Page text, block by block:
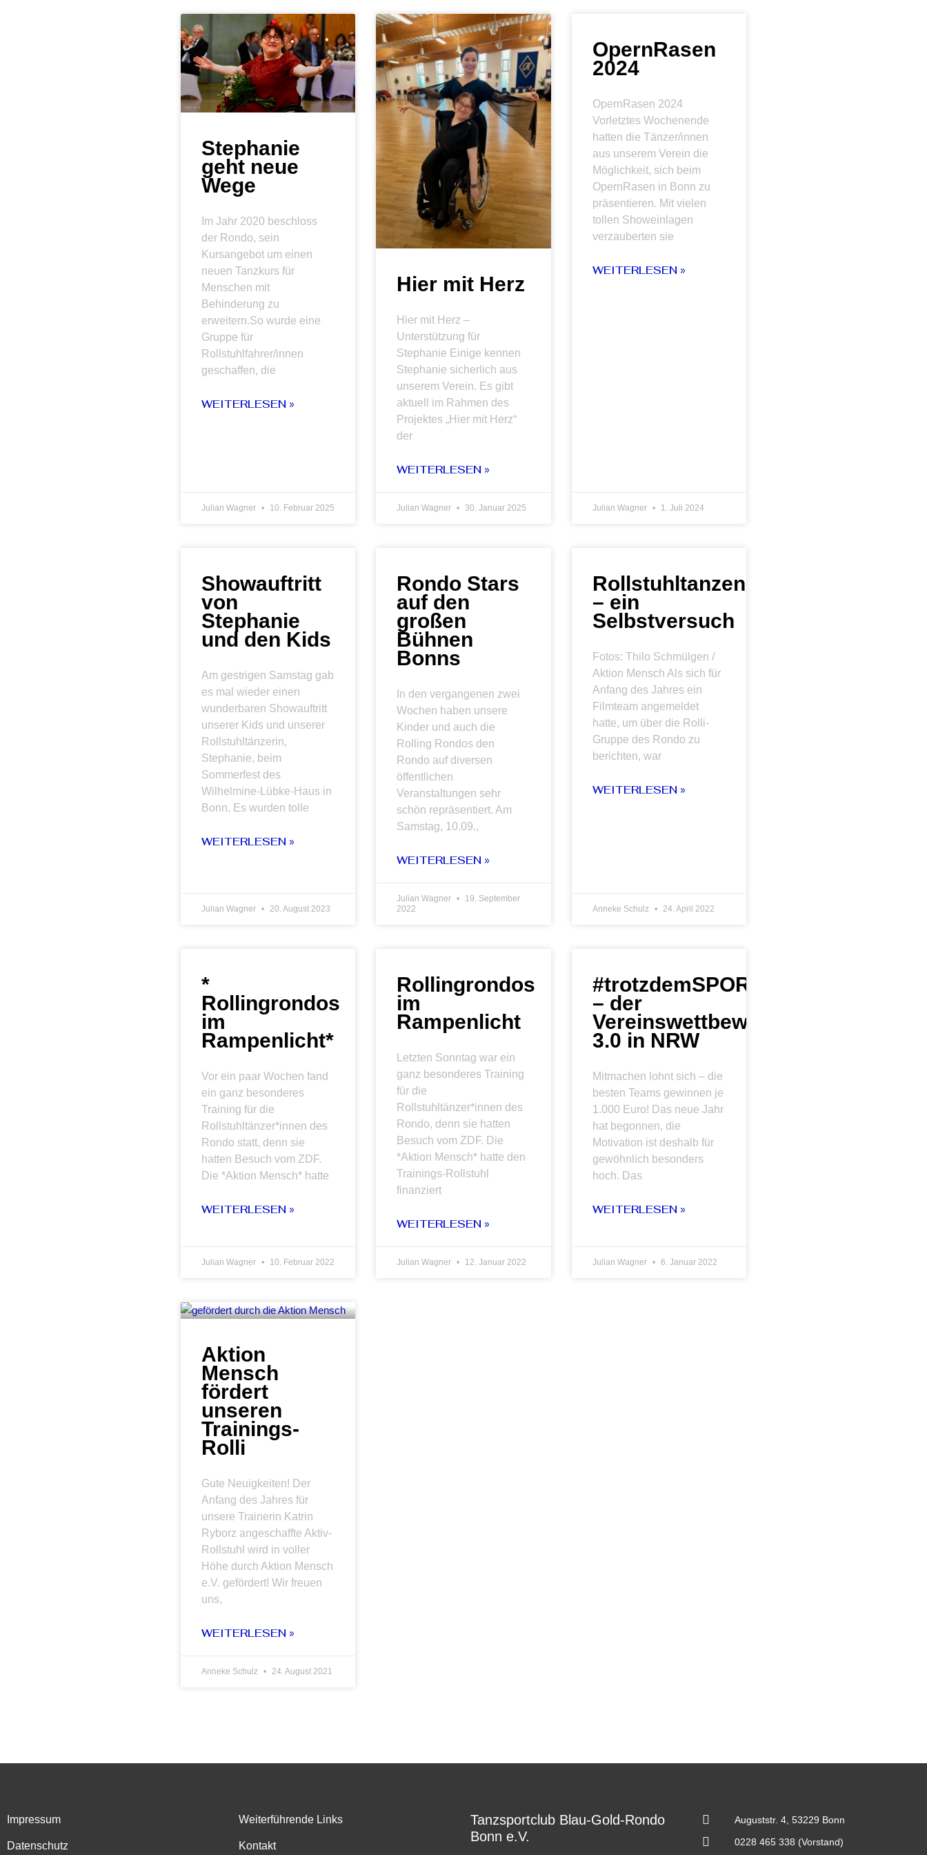
Stephanie
geht neue
Wege
Im Jahr 2020 beschloss
der Rondo, sein
Kursangebot um einen
neuen Tanzkurs für
Menschen mit
Behinderung zu
erweitern.So wurde eine
Gruppe für
Rollstuhlfahrer/innen
geschaffen, die
WEITERLESEN »
Julian Wagner 10. Februar 2025
Hier mit Herz
Hier mit Herz –
Unterstützung für
Stephanie Einige kennen
Stephanie sicherlich aus
unserem Verein. Es gibt
aktuell im Rahmen des
Projektes „Hier mit Herz“
der
WEITERLESEN »
Julian Wagner 30. Januar 2025
OpernRasen
2024
OpernRasen 2024
Vorletztes Wochenende
hatten die Tänzer/innen
aus unserem Verein die
Möglichkeit, sich beim
OpernRasen in Bonn zu
präsentieren. Mit vielen
tollen Showeinlagen
verzauberten sie
WEITERLESEN »
Julian Wagner 1. Juli 2024
Showauftritt
von
Stephanie
und den Kids
Am gestrigen Samstag gab
es mal wieder einen
wunderbaren Showauftritt
unserer Kids und unserer
Rollstuhltänzerin,
Stephanie, beim
Sommerfest des
Wilhelmine-Lübke-Haus in
Bonn. Es wurden tolle
WEITERLESEN »
Julian Wagner 20. August 2023
Rondo Stars
auf den
großen
Bühnen
Bonns
In den vergangenen zwei
Wochen haben unsere
Kinder und auch die
Rolling Rondos den
Rondo auf diversen
öffentlichen
Veranstaltungen sehr
schön repräsentiert. Am
Samstag, 10.09.,
WEITERLESEN »
Julian Wagner
19. September
2022
Rollstuhltanzen
– ein
Selbstversuch
Fotos: Thilo Schmülgen /
Aktion Mensch Als sich für
Anfang des Jahres ein
Filmteam angemeldet
hatte, um über die Rolli-
Gruppe des Rondo zu
berichten, war
WEITERLESEN »
Anneke Schulz 24. April 2022
*
Rollingrondos
im
Rampenlicht*
Vor ein paar Wochen fand
ein ganz besonderes
Training für die
Rollstuhltänzer*innen des
Rondo statt, denn sie
hatten Besuch vom ZDF.
Die *Aktion Mensch* hatte
WEITERLESEN »
Julian Wagner 10. Februar 2022
Rollingrondos
im
Rampenlicht
Letzten Sonntag war ein
ganz besonderes Training
für die
Rollstuhltänzer*innen des
Rondo, denn sie hatten
Besuch vom ZDF. Die
*Aktion Mensch* hatte den
Trainings-Rollstuhl
finanziert
WEITERLESEN »
Julian Wagner 12. Januar 2022
#trotzdemSPORT
– der
Vereinswettbewerb
3.0 in NRW
Mitmachen lohnt sich – die
besten Teams gewinnen je
1.000 Euro! Das neue Jahr
hat begonnen, die
Motivation ist deshalb für
gewöhnlich besonders
hoch. Das
WEITERLESEN »
Julian Wagner 6. Januar 2022
Aktion
Mensch
fördert
unseren
Trainings-
Rolli
Gute Neuigkeiten! Der
Anfang des Jahres für
unsere Trainerin Katrin
Ryborz angeschaffte Aktiv-
Rollstuhl wird in voller
Höhe durch Aktion Mensch
e.V. gefördert! Wir freuen
uns,
WEITERLESEN »
Anneke Schulz 24. August 2021
Impressum
Datenschutz
Weiterführende Links
Kontakt
Tanzsportclub Blau-Gold-Rondo
Bonn e.V.
Auguststr. 4, 53229 Bonn
0228 465 338 (Vorstand)